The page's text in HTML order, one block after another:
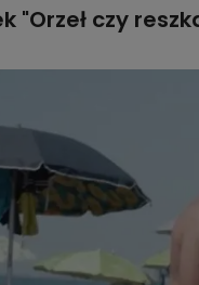
"Orzeł czy